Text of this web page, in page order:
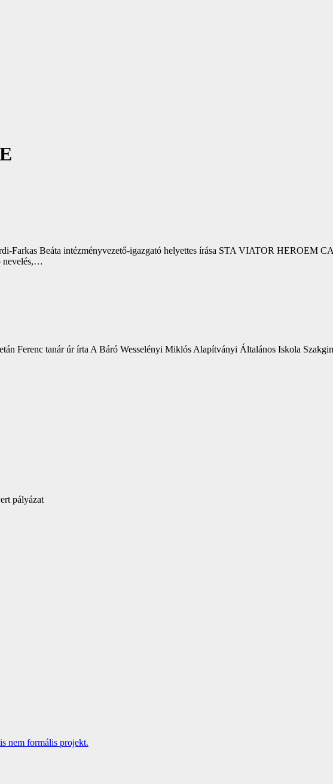
Farkas Beáta intézményvezető-igazgató helyettes írása STA VIATOR HEROEM
nevelés,…
Ferenc tanár úr írta A Báró Wesselényi Miklós Alapítványi Általános Iskola
pályázat